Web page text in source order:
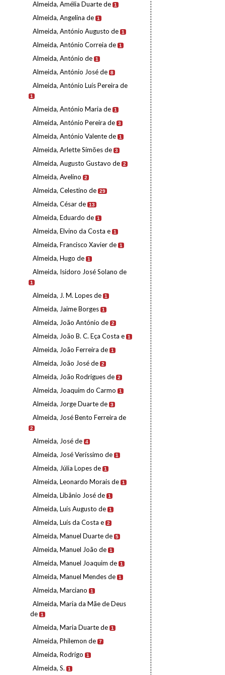
Almeida, Amélia Duarte de 1
Almeida, Angelina de 1
Almeida, António Augusto de 1
Almeida, António Correia de 1
Almeida, António de 1
Almeida, António José de 8
Almeida, António Luís Pereira de
1
Almeida, António Maria de 1
Almeida, António Pereira de 3
Almeida, António Valente de 1
Almeida, Arlette Simões de 3
Almeida, Augusto Gustavo de 2
Almeida, Avelino 2
Almeida, Celestino de 29
Almeida, César de 13
Almeida, Eduardo de 1
Almeida, Elvino da Costa e 1
Almeida, Francisco Xavier de 1
Almeida, Hugo de 1
Almeida, Isidoro José Solano de
1
Almeida, J. M. Lopes de 1
Almeida, Jaime Borges 1
Almeida, João António de 2
Almeida, João B. C. Eça Costa e 1
Almeida, João Ferreira de 1
Almeida, João José de 2
Almeida, João Rodrigues de 2
Almeida, Joaquim do Carmo 1
Almeida, Jorge Duarte de 3
Almeida, José Bento Ferreira de
2
Almeida, José de 4
Almeida, José Veríssimo de 1
Almeida, Júlia Lopes de 1
Almeida, Leonardo Morais de 1
Almeida, Libânio José de 1
Almeida, Luís Augusto de 1
Almeida, Luís da Costa e 2
Almeida, Manuel Duarte de 5
Almeida, Manuel João de 1
Almeida, Manuel Joaquim de 1
Almeida, Manuel Mendes de 1
Almeida, Marciano 1
Almeida, Maria da Mãe de Deus
de 1
Almeida, Maria Duarte de 1
Almeida, Philemon de 7
Almeida, Rodrigo 1
Almeida, S. 1